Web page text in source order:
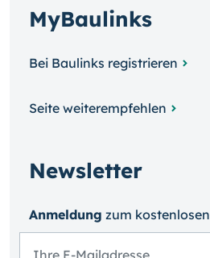
MyBaulinks
Bei Baulinks registrieren
Seite weiterempfehlen
Newsletter
Anmeldung zum kosten­losen